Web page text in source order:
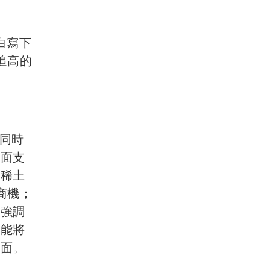
寫下
高的
時
支
土
；
調
將
。